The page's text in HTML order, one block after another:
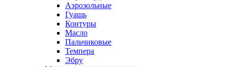
Аэрозольные
Гуашь
Контуры
Масло
Пальчиковые
Темпера
Эбру